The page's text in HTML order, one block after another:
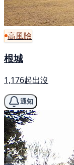
高風險
根城
1,176起出沒
通知